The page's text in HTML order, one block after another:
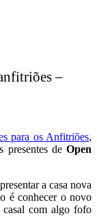
–
para os Anfitriões,
presentes de Open
a casa nova
é conhecer o novo
casal com algo fofo